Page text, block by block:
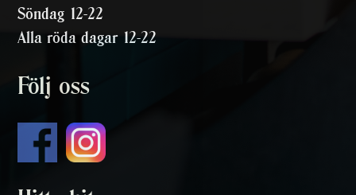
Söndag 12-22
Alla röda dagar 12-22
Följ oss